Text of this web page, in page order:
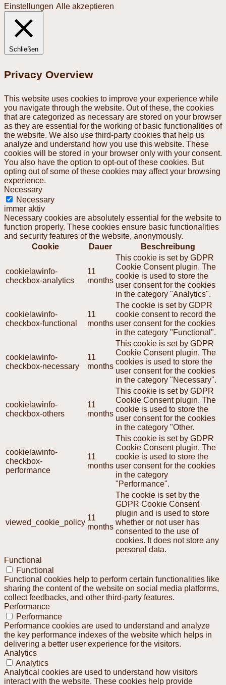
Einstellungen Alle akzeptieren
Schließen
Privacy Overview
This website uses cookies to improve your experience while
you navigate through the website. Out of these, the cookies
that are categorized as necessary are stored on your browser
as they are essential for the working of basic functionalities of
the website. We also use third-party cookies that help us
analyze and understand how you use this website. These
cookies will be stored in your browser only with your consent.
You also have the option to opt-out of these cookies. But
opting out of some of these cookies may affect your browsing
experience.
Necessary
Necessary
immer aktiv
Necessary cookies are absolutely essential for the website to
function properly. These cookies ensure basic functionalities
and security features of the website, anonymously.
Cookie
Dauer Beschreibung
cookielawinfo-
checkbox-analytics
11
months
This cookie is set by GDPR
Cookie Consent plugin. The
cookie is used to store the
user consent for the cookies
in the category "Analytics".
cookielawinfo-
checkbox-functional
11
months
The cookie is set by GDPR
cookie consent to record the
user consent for the cookies
in the category "Functional".
cookielawinfo-
checkbox-necessary
11
months
This cookie is set by GDPR
Cookie Consent plugin. The
cookies is used to store the
user consent for the cookies
in the category "Necessary".
cookielawinfo-
checkbox-others
11
months
This cookie is set by GDPR
Cookie Consent plugin. The
cookie is used to store the
user consent for the cookies
in the category "Other.
cookielawinfo-
checkbox-
performance
11
months
This cookie is set by GDPR
Cookie Consent plugin. The
cookie is used to store the
user consent for the cookies
in the category
"Performance".
viewed_cookie_policy
11
months
The cookie is set by the
GDPR Cookie Consent
plugin and is used to store
whether or not user has
consented to the use of
cookies. It does not store any
personal data.
Functional
Functional
Functional cookies help to perform certain functionalities like
sharing the content of the website on social media platforms,
collect feedbacks, and other third-party features.
Performance
Performance
Performance cookies are used to understand and analyze
the key performance indexes of the website which helps in
delivering a better user experience for the visitors.
Analytics
Analytics
Analytical cookies are used to understand how visitors
interact with the website. These cookies help provide